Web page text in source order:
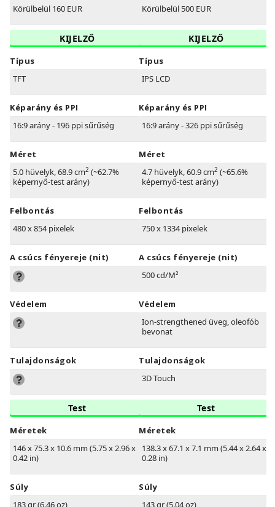
Körülbelül 160 EUR
KIJELZŐ
Típus
TFT
Képarány és PPI
16:9 arány - 196 ppi sűrűség
Méret
5.0 hüvelyk, 68.9 cm2 (~62.7%
képernyő-test arány)
Felbontás
480 x 854 pixelek
A csúcs fényereje (nit)
Védelem
Tulajdonságok
Test
Méretek
146 x 75.3 x 10.6 mm (5.75 x 2.96 x
0.42 in)
Súly
183 gr (6.46 oz)
Körülbelül 500 EUR
KIJELZŐ
Típus
IPS LCD
Képarány és PPI
16:9 arány - 326 ppi sűrűség
Méret
4.7 hüvelyk, 60.9 cm2 (~65.6%
képernyő-test arány)
Felbontás
750 x 1334 pixelek
A csúcs fényereje (nit)
500 cd/M²
Védelem
Ion-strengthened üveg, oleofób
bevonat
Tulajdonságok
3D Touch
Test
Méretek
138.3 x 67.1 x 7.1 mm (5.44 x 2.64 x
0.28 in)
Súly
143 gr (5.04 oz)